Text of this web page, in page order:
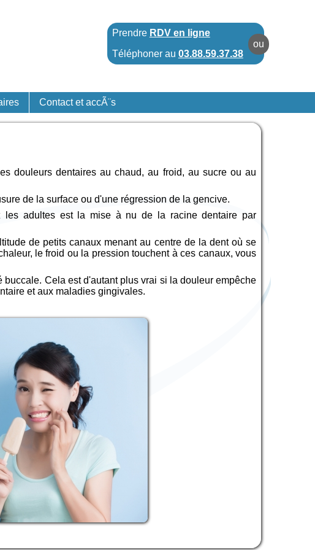
Prendre RDV en ligne
ou
Téléphoner au 03.88.59.37.38
Contact et accÃ¨s
douleurs dentaires au chaud, au froid, au sucre ou au
de la surface ou d'une régression de la gencive.
adultes est la mise à nu de la racine dentaire par
de petits canaux menant au centre de la dent où se
le froid ou la pression touchent à ces canaux, vous
Cela est d'autant plus vrai si la douleur empêche
et aux maladies gingivales.